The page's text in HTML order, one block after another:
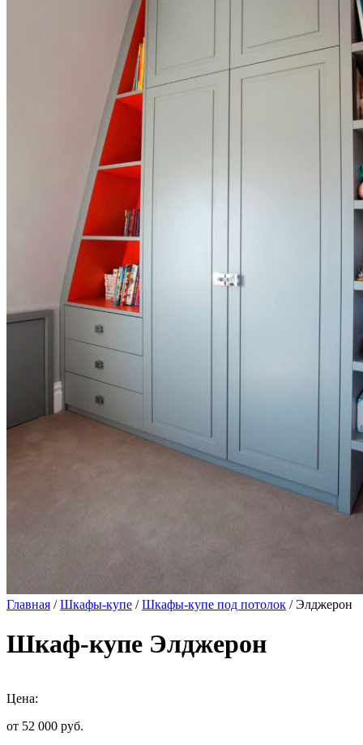
Главная /Шкафы-купе /Шкафы-купе под потолок / Элджерон
Шкаф-купе Элджерон
Цена:
от 52 000 руб.